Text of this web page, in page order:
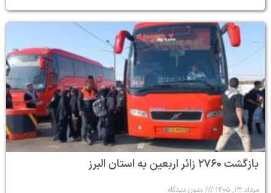
بازگشت ۲۷۶۰ زائر اربعین به استان البرز
مرداد ۱۳, ۱۴۰۵ بدون دیدگاه